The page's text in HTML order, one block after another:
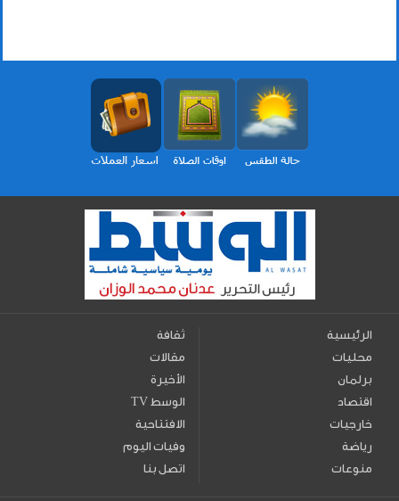
الرئيسية
محليات
برلمان
اقتصاد
خارجيات
رياضة
منوعات
ثقافة
مقالات
الأخيرة
TV الوسط
الافتتاحية
وفيات اليوم
اتصل بنا